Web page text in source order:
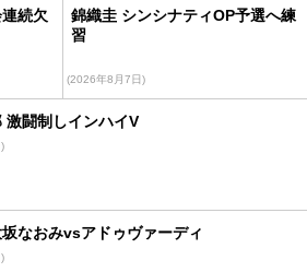
続欠
錦織圭 シンシナティOP予選へ練
習
(2026年8月7日)
激闘制しインハイV
坂なおみvsアドゥヴァーディ